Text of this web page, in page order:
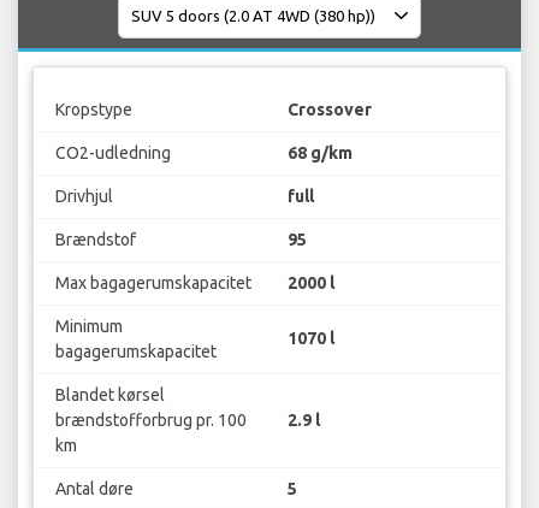
Kropstype Crossover
CO2-udledning 68 g/km
Drivhjul full
Brændstof 95
Max bagagerumskapacitet 2000 l
Minimum
bagagerumskapacitet
1070 l
Blandet kørsel
brændstofforbrug pr. 100
km
2.9 l
Antal døre 5